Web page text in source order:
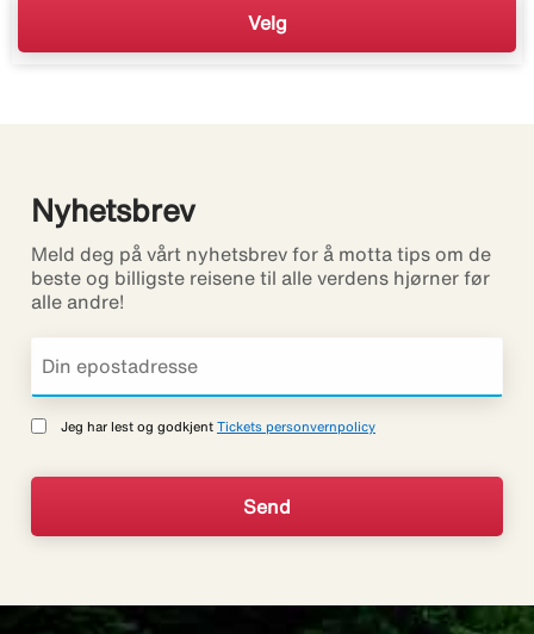
Velg
Nyhetsbrev
Meld deg på vårt nyhetsbrev for å motta tips om de
beste og billigste reisene til alle verdens hjørner før
alle andre!
Jeg har lest og godkjent Tickets personvernpolicy